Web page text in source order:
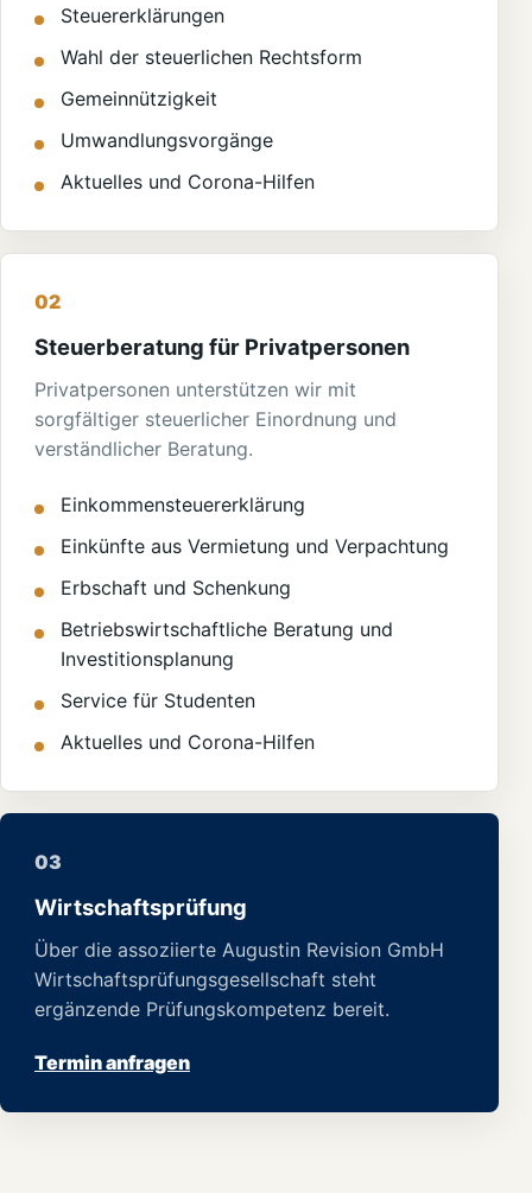
Steuererklärungen
Wahl der steuerlichen Rechtsform
Gemeinnützigkeit
Umwandlungsvorgänge
Aktuelles und Corona-Hilfen
02
Steuerberatung für Privatpersonen
Privatpersonen unterstützen wir mit
sorgfältiger steuerlicher Einordnung und
verständlicher Beratung.
Einkommensteuererklärung
Einkünfte aus Vermietung und Verpachtung
Erbschaft und Schenkung
Betriebswirtschaftliche Beratung und
Investitionsplanung
Service für Studenten
Aktuelles und Corona-Hilfen
03
Wirtschaftsprüfung
Über die assoziierte Augustin Revision GmbH
Wirtschaftsprüfungsgesellschaft steht
ergänzende Prüfungskompetenz bereit.
Termin anfragen